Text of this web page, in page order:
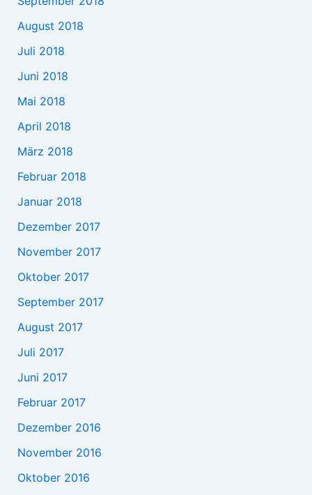
August 2018
Juli 2018
Juni 2018
Mai 2018
April 2018
März 2018
Februar 2018
Januar 2018
Dezember 2017
November 2017
Oktober 2017
September 2017
August 2017
Juli 2017
Juni 2017
Februar 2017
Dezember 2016
November 2016
Oktober 2016